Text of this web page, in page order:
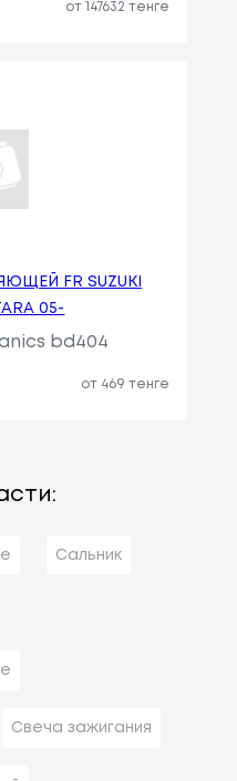
от 147632 тенге
FR SUZUKI
05-
bd404
от 469 тенге
Сальник
Свеча зажигания